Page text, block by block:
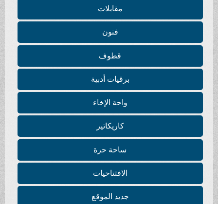
مقابلات
قطوف
برقيات أدبية
واحة الإخاء
كاريكاتير
ساحة حرة
الافتتاحيات
جديد الموقع